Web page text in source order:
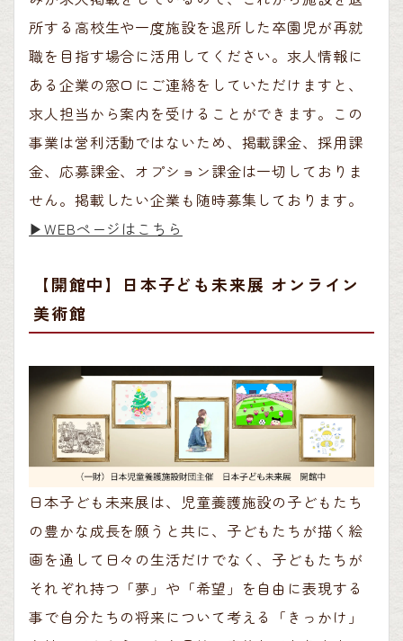
所する高校生や一度施設を退所した卒園児が再就
職を目指す場合に活用してください。求人情報に
ある企業の窓口にご連絡をしていただけますと、
求人担当から案内を受けることができます。この
事業は営利活動ではないため、掲載課金、採用課
金、応募課金、オプション課金は一切しておりま
せん。掲載したい企業も随時募集しております。
▶︎WEBページはこちら
【開館中】日本子ども未来展 オンライン
美術館
日本子ども未来展は、児童養護施設の子どもたち
の豊かな成長を願うと共に、子どもたちが描く絵
画を通して日々の生活だけでなく、子どもたちが
それぞれ持つ「夢」や「希望」を自由に表現する
事で自分たちの将来について考える「きっかけ」